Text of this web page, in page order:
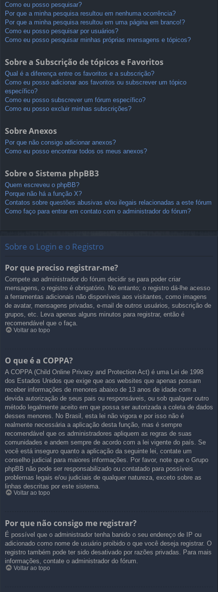
Como eu posso pesquisar?
Por que a minha pesquisa resultou em nenhuma ocorrência?
Por que a minha pesquisa resultou em uma página em branco!?
Como eu posso pesquisar por usuários?
Como eu posso pesquisar minhas próprias mensagens e tópicos?
Sobre a Subscrição de tópicos e Favoritos
Qual é a diferença entre os favoritos e a subscrição?
Como eu posso adicionar aos favoritos ou subscrever um tópico
específico?
Como eu posso subscrever um fórum específico?
Como eu posso excluir minhas subscrições?
Sobre Anexos
Por que não consigo adicionar anexos?
Como eu posso encontrar todos os meus anexos?
Sobre o Sistema phpBB3
Quem escreveu o phpBB?
Porque não há a função X?
Contatos sobre questões abusivas e/ou ilegais relacionadas a este fórum
Como faço para entrar em contato com o administrador do fórum?
Sobre o Login e o Registro
Por que preciso registrar-me?
Compete ao administrador do fórum decidir se para poder criar
mensagens, o registro é obrigatório. No entanto; o registro dá-lhe acesso
a ferramentas adicionais não disponíveis aos visitantes, como imagens
de avatar, mensagens privadas, e-mail de outros usuários, subscrição de
grupos, etc. Leva apenas alguns minutos para registrar, então é
recomendável que o faça.
Voltar ao topo
O que é a COPPA?
A COPPA (Child Online Privacy and Protection Act) é uma Lei de 1998
dos Estados Unidos que exige que aos websites que apenas possam
receber informações de menores abaixo de 13 anos de idade com a
devida autorização de seus pais ou responsáveis, ou sob qualquer outro
método legalmente aceito em que possa ser autorizada a coleta de dados
desses menores. No Brasil, esta lei não vigora e por isso não é
realmente necessária a aplicação desta função, mas é sempre
recomendável que os administradores apliquem as regras de suas
comunidades e andem sempre de acordo com a lei vigente do país. Se
você está inseguro quanto a aplicação da seguinte lei, contate um
conselho judicial para maiores informações. Por favor, note que o Grupo
phpBB não pode ser responsabilizado ou contatado para possíveis
problemas legais e/ou judiciais de qualquer natureza, exceto sobre as
linhas descritas por este sistema.
Voltar ao topo
Por que não consigo me registrar?
É possível que o administrador tenha banido o seu endereço de IP ou
adicionado como nome de usuário proibido o que você deseja registrar. O
registro também pode ter sido desativado por razões privadas. Para mais
informações, contate o administrador do fórum.
Voltar ao topo